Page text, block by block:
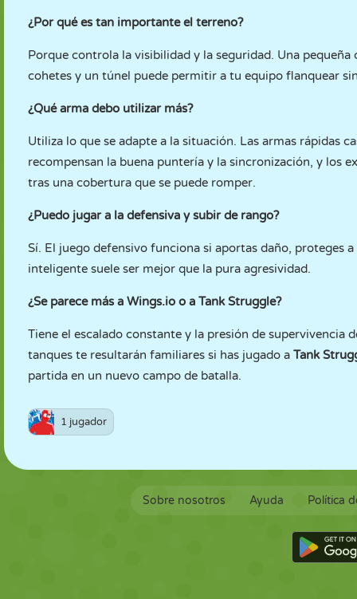
¿Por qué es tan importante el terreno?
Porque controla la visibilidad y la seguridad. Una
cohetes y un túnel puede permitir a tu equipo flanquear
¿Qué arma debo utilizar más?
Utiliza lo que se adapte a la situación. Las armas rápidas
recompensan la buena puntería y la sincronización, y los
tras una cobertura que se puede romper.
¿Puedo jugar a la defensiva y subir de rango?
Sí. El juego defensivo funciona si aportas daño, proteges
inteligente suele ser mejor que la pura agresividad.
¿Se parece más a Wings.io o a Tank Struggle?
Tiene el escalado constante y la presión de supervivencia
tanques te resultarán familiares si has jugado a Tank
partida en un nuevo campo de batalla.
1 jugador
Sobre nosotros Ayuda Política